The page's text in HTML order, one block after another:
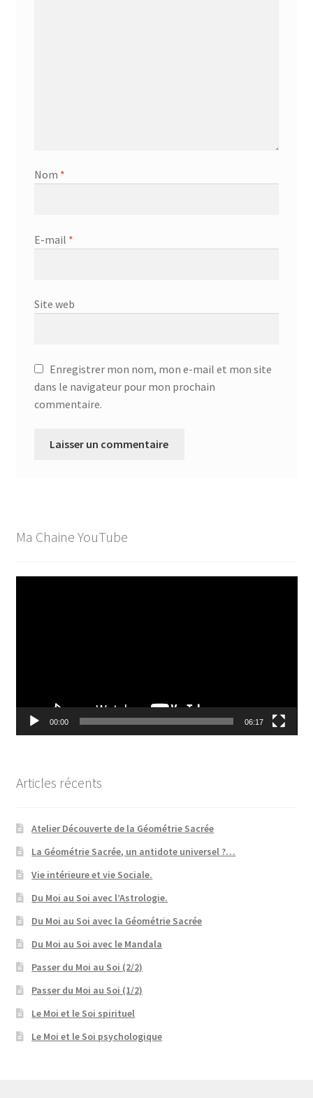
Nom *
E-mail *
Site web
Enregistrer mon nom, mon e-mail et mon site
dans le navigateur pour mon prochain
commentaire.
Ma Chaine YouTube
00:00 06:17
Articles récents
Atelier Découverte de la Géométrie Sacrée
La Géométrie Sacrée, un antidote universel ?…
Vie intérieure et vie Sociale.
Du Moi au Soi avec l’Astrologie.
Du Moi au Soi avec la Géométrie Sacrée
Du Moi au Soi avec le Mandala
Passer du Moi au Soi (2/2)
Passer du Moi au Soi (1/2)
Le Moi et le Soi spirituel
Le Moi et le Soi psychologique